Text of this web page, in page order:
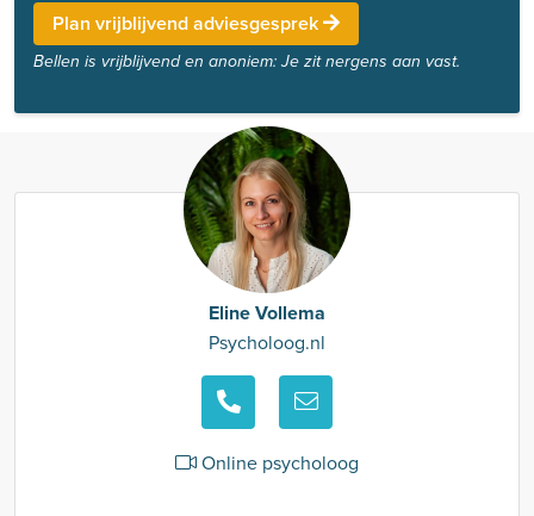
Plan vrijblijvend adviesgesprek
Bellen is vrijblijvend en anoniem: Je zit nergens aan vast.
Eline Vollema
Psycholoog.nl
Online psycholoog